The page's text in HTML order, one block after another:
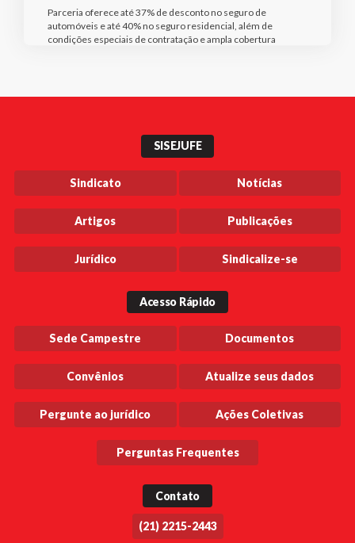
Parceria oferece até 37% de desconto no seguro de
automóveis e até 40% no seguro residencial, além de
condições especiais de contratação e ampla cobertura
SISEJUFE
Sindicato Notícias
Artigos Publicações
Jurídico Sindicalize-se
Acesso Rápido
Sede Campestre Documentos
Convênios Atualize seus dados
Pergunte ao jurídico Ações Coletivas
Perguntas Frequentes
Contato
(21) 2215-2443